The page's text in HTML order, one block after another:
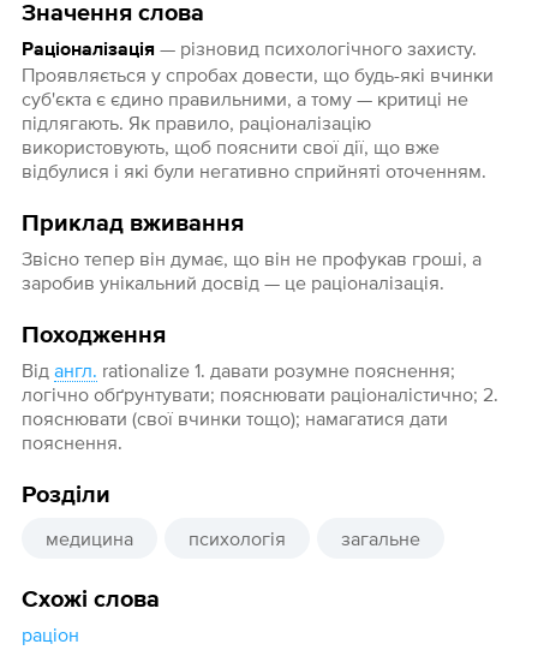
Значення слова
Раціоналізація— різновид психологічного захисту.
Проявляється у спробах довести, що будь-які вчинки
суб'єкта є єдино правильними, а тому — критиці не
підлягають. Як правило, раціоналізацію
використовують, щоб пояснити свої дії, що вже
відбулися і які були негативно сприйняті оточенням.
Приклад вживання
Звісно тепер він думає, що він не профукав гроші, а
заробив унікальний досвід — це раціоналізація.
Походження
Від англ. rationalize 1. давати розумне пояснення;
логічно обґрунтувати; пояснювати раціоналістично; 2.
пояснювати (свої вчинки тощо); намагатися дати
пояснення.
Розділи
медицина психологія загальне
Схожі слова
раціон